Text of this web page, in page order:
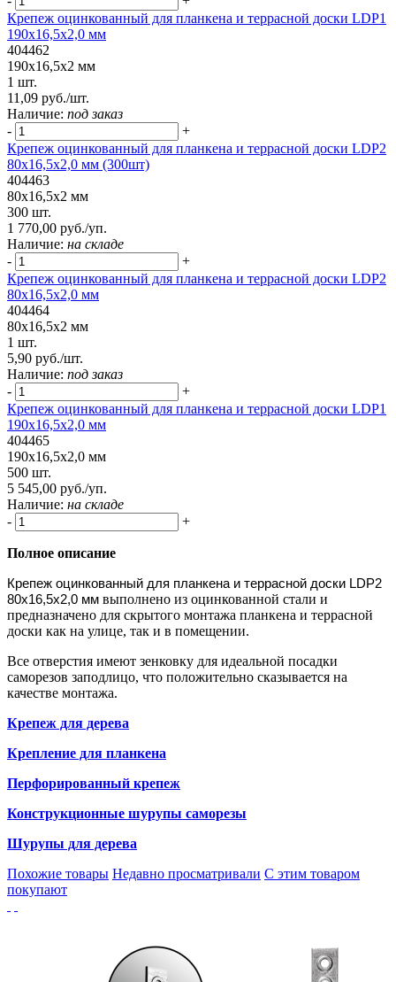
Крепеж оцинкованный для планкена и террасной доски LDP1
190х16,5х2,0 мм
404462
190х16,5х2 мм
1 шт.
11,09 руб./шт.
Наличие: под заказ
-
+
Крепеж оцинкованный для планкена и террасной доски LDP2
80х16,5х2,0 мм (300шт)
404463
80х16,5х2 мм
300 шт.
1 770,00 руб./уп.
Наличие: на складе
-
+
Крепеж оцинкованный для планкена и террасной доски LDP2
80х16,5х2,0 мм
404464
80х16,5х2 мм
1 шт.
5,90 руб./шт.
Наличие: под заказ
-
+
Крепеж оцинкованный для планкена и террасной доски LDP1
190х16,5х2,0 мм
404465
190х16,5х2,0 мм
500 шт.
5 545,00 руб./уп.
Наличие: на складе
-
+
Полное описание
Крепеж оцинкованный для планкена и террасной доски LDP2
80х16,5х2,0 мм выполнено из оцинкованной стали и
предназначено для скрытого монтажа планкена и террасной
доски как на улице, так и в помещении.
Все отверстия имеют зенковку для идеальной посадки
саморезов заподлицо, что положительно сказывается на
качестве монтажа.
Крепеж для дерева
Крепление для планкена
Перфорированный крепеж
Конструкционные шурупы саморезы
Шурупы для дерева
Похожие товары Недавно просматривали С этим товаром
покупают